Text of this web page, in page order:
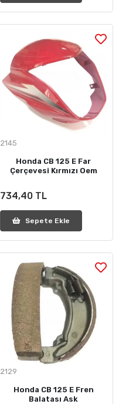
2145
Honda CB 125 E Far
Çerçevesi Kırmızı Oem
734,40 TL
Sepete Ekle
2129
Honda CB 125 E Fren
Balatası Ask